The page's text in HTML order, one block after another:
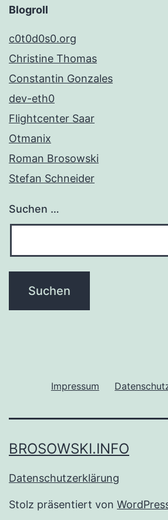
Blogroll
c0t0d0s0.org
Christine Thomas
Constantin Gonzales
dev-eth0
Flightcenter Saar
Otmanix
Roman Brosowski
Stefan Schneider
Suchen …
Impressum
BROSOWSKI.INFO
Datenschutzerklärung
Stolz präsentiert von